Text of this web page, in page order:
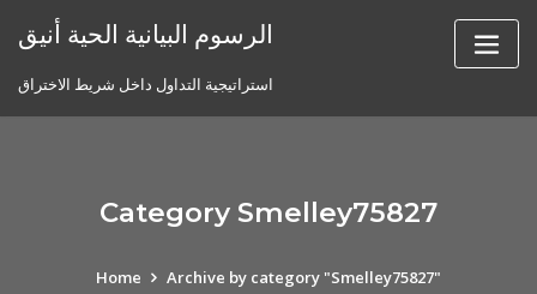
الرسوم البيانية الحية أنيق
استراتيجية التداول داخل شريط الاختراق
Category Smelley75827
Home Archive by category "Smelley75827"